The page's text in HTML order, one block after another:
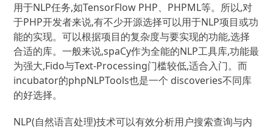
用于NLP任务,如TensorFlow PHP、PHPML等。所以,对
于PHP开发者来说,有不少开源选择可以用于NLP项目或功
能的实现。可以根据项目的复杂度与要实现的功能,选择
合适的库。一般来说,spaCy作为全能的NLP工具库,功能最
为强大,Fido与Text-Processing门槛较低,适合入门。而
incubator的phpNLPTools也是一个 discoveries不同库
的好选择。
NLP(自然语言处理)技术可以有效分析用户搜索查询与内